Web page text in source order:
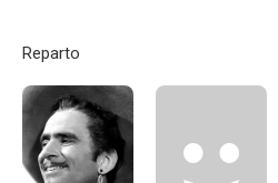
Reparto